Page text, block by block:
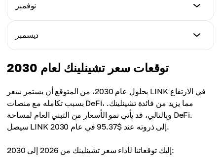
السعر الأقصى
السعر الأدنى
$13.20
السعر الأقصى
متوسط السعر
$15.85
نوفمبر
$14.00
السعر الأقصى
متوسط السعر
$16.65
ديسمبر
السعر الأدنى
$14.80
السعر الأقصى
$20.10
$17.45
توقعات سعر تشينلينك لعام 2030
بحلول عام 2030، من المتوقع أن يستمر سعر LINK في الارتفاع
بسبب تكامله مع منصات DeFi، مما يزيد من فائدة تشينلينك.
وبالتالي، قد يأتي نمو الأسعار من التبني العام لمساحة DeFi.
سيصل LINK إلى ذروته عند $95.37 في عام 2030.
إليك توقعاتنا لأداء سعر تشينلينك من 2026 إلى 2030: